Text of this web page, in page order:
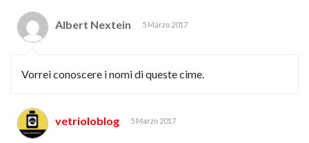
Albert Nextein 5 Marzo 2017
Vorrei conoscere i nomi di queste cime.
vetrioloblog 5 Marzo 2017